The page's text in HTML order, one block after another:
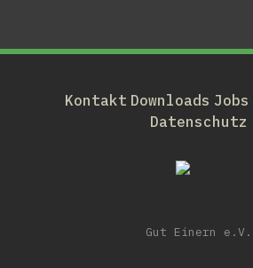
Kontakt Downloads Jobs
Datenschutz
Gut Einern e.V.